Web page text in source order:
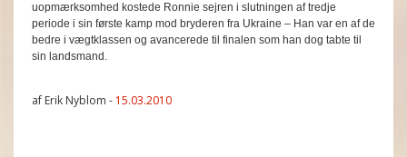
uopmærksomhed kostede Ronnie sejren i slutningen af tredje
periode i sin første kamp mod bryderen fra Ukraine – Han var en af de
bedre i vægtklassen og avancerede til finalen som han dog tabte til
sin landsmand.
af Erik Nyblom - 15.03.2010